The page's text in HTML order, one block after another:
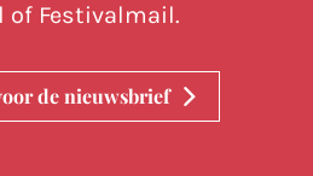
of Festivalmail.
de nieuwsbrief